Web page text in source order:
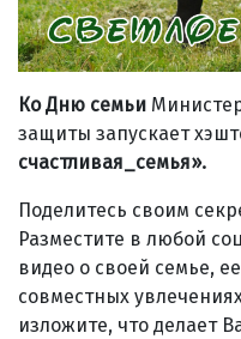
Ко Дню семьи
защиты запускает
счастливая_семья».
Поделитесь своим
Разместите в любой
видео о своей семье,
совместных
изложите, что делает